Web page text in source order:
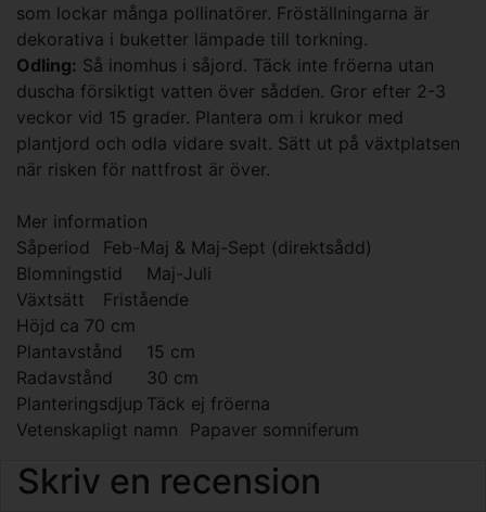
som lockar många pollinatörer. Fröställningarna är
dekorativa i buketter lämpade till torkning.
Odling: Så inomhus i såjord. Täck inte fröerna utan
duscha försiktigt vatten över sådden. Gror efter 2-3
veckor vid 15 grader. Plantera om i krukor med
plantjord och odla vidare svalt. Sätt ut på växtplatsen
när risken för nattfrost är över.
Mer information
Såperiod
Feb-Maj & Maj-Sept (direktsådd)
Blomningstid
Maj-Juli
Växtsätt
Fristående
Höjd ca 70 cm
Plantavstånd
15 cm
Radavstånd
30 cm
Planteringsdjup Täck ej fröerna
Vetenskapligt namn
Papaver somniferum
Skriv en recension